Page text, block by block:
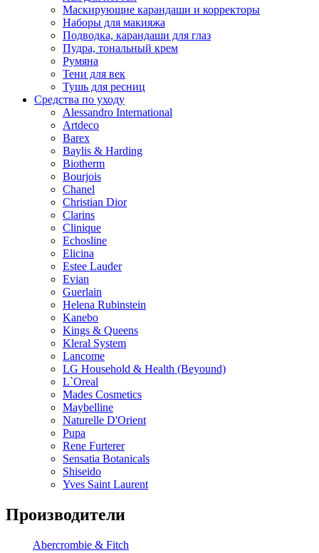
Маскирующие карандаши и корректоры
Наборы для макияжа
Подводка, карандаши для глаз
Пудра, тональный крем
Румяна
Тени для век
Тушь для ресниц
Средства по уходу
Alessandro International
Artdeco
Barex
Baylis & Harding
Biotherm
Bourjois
Chanel
Christian Dior
Clarins
Clinique
Echosline
Elicina
Estee Lauder
Evian
Guerlain
Helena Rubinstein
Kanebo
Kings & Queens
Kleral System
Lancome
LG Household & Health (Beyound)
L`Oreal
Mades Cosmetics
Maybelline
Naturelle D'Orient
Pupa
Rene Furterer
Sensatia Botanicals
Shiseido
Yves Saint Laurent
Производители
Abercrombie & Fitch